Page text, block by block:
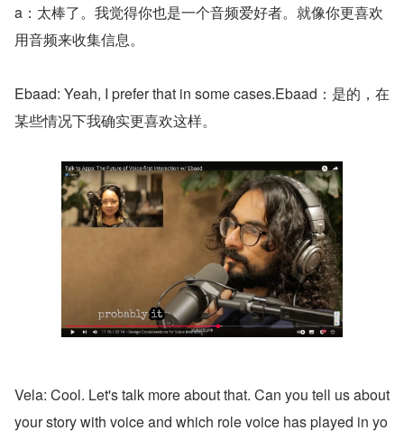
a：太棒了。我觉得你也是一个音频爱好者。就像你更喜欢
用音频来收集信息。
Ebaad: Yeah, I prefer that in some cases.Ebaad：是的，在
某些情况下我确实更喜欢这样。
Vela: Cool. Let's talk more about that. Can you tell us about
your story with voice and which role voice has played in yo